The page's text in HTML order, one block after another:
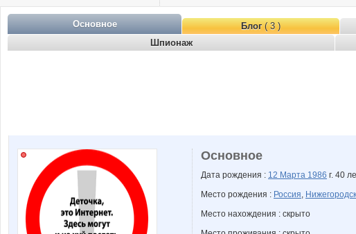
Основное Блог( 3 )
Шпионаж
Основное
Дата рождения : 12 Марта 1986 г. 40
Место рождения : Россия,
Место нахождения : скрыто